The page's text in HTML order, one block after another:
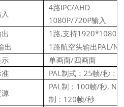
4路IPC/AHD
1080P/720P输入
1路,支持1920*1080,
出
1路航空头输出PAL/
单画面/四画面
PAL制式：25帧/秒；
PAL制：100帧/秒,
制：120帧/秒